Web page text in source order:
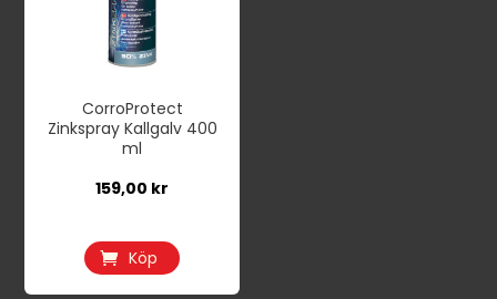
CorroProtect
Zinkspray Kallgalv 400
ml
159,00 kr
Köp